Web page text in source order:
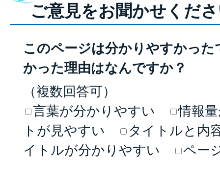
ご意見をお聞かせくだ
このページは分かりやすかっ
かった理由はなんですか？
（複数回答可）
言葉が分かりやすい
情報
トが見やすい
タイトルと内
イトルが分かりやすい
ペー